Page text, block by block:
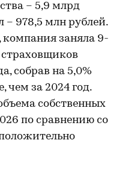
– 5,9 млрд
– 978,5 млн рублей.
заняла 9-
собрав на 5,0%
чем за 2024 год.
собственных
по сравнению со